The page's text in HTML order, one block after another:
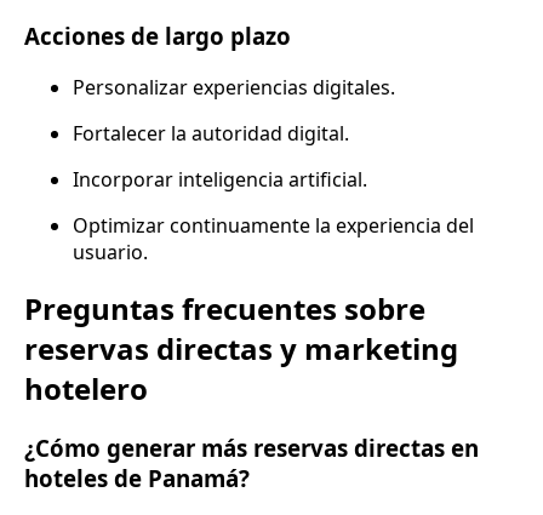
Acciones de largo plazo
Personalizar experiencias digitales.
Fortalecer la autoridad digital.
Incorporar inteligencia artificial.
Optimizar continuamente la experiencia del
usuario.
Preguntas frecuentes sobre
reservas directas y marketing
hotelero
¿Cómo generar más reservas directas en
hoteles de Panamá?